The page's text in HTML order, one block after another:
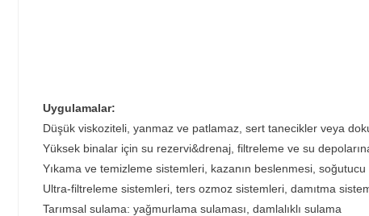
Uygulamalar:
Düşük viskoziteli, yanmaz ve patlamaz, sert tanecikler veya
Yüksek binalar için su rezervi&drenaj, filtreleme ve su
Yıkama ve temizleme sistemleri, kazanın beslenmesi,
Ultra-filtreleme sistemleri, ters ozmoz sistemleri, damıtma
Tarımsal sulama: yağmurlama sulaması, damlalıklı sulama